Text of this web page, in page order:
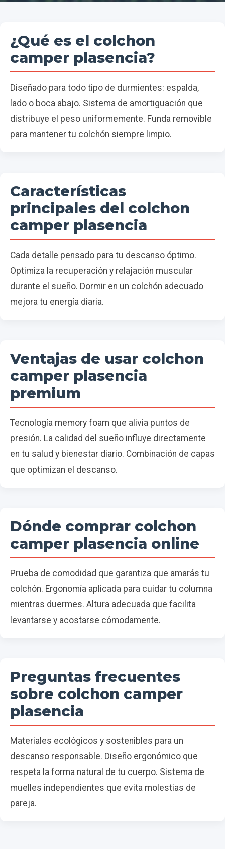
¿Qué es el colchon
camper plasencia?
Diseñado para todo tipo de durmientes: espalda,
lado o boca abajo. Sistema de amortiguación que
distribuye el peso uniformemente. Funda removible
para mantener tu colchón siempre limpio.
Características
principales del colchon
camper plasencia
Cada detalle pensado para tu descanso óptimo.
Optimiza la recuperación y relajación muscular
durante el sueño. Dormir en un colchón adecuado
mejora tu energía diaria.
Ventajas de usar colchon
camper plasencia
premium
Tecnología memory foam que alivia puntos de
presión. La calidad del sueño influye directamente
en tu salud y bienestar diario. Combinación de capas
que optimizan el descanso.
Dónde comprar colchon
camper plasencia online
Prueba de comodidad que garantiza que amarás tu
colchón. Ergonomía aplicada para cuidar tu columna
mientras duermes. Altura adecuada que facilita
levantarse y acostarse cómodamente.
Preguntas frecuentes
sobre colchon camper
plasencia
Materiales ecológicos y sostenibles para un
descanso responsable. Diseño ergonómico que
respeta la forma natural de tu cuerpo. Sistema de
muelles independientes que evita molestias de
pareja.